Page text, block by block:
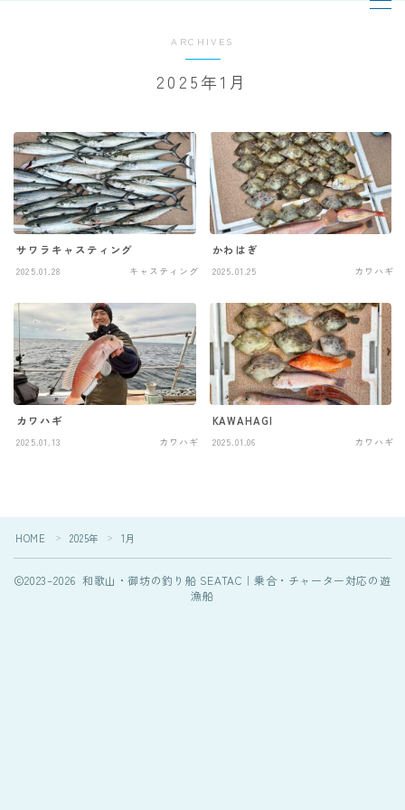
出船までの流れ
最新釣果
船の紹介
乗船料金
予約状況
ARCHIVES
2025年1月
サワラキャスティング
2025.01.28 キャスティング
かわはぎ
2025.01.25 カワハギ
カワハギ
2025.01.13 カワハギ
KAWAHAGI
2025.01.06 カワハギ
HOME ＞ 2025年 ＞ 1月
2023–2026 和歌山・御坊の釣り船 SEATAC｜乗合・チャーター対応の遊
漁船